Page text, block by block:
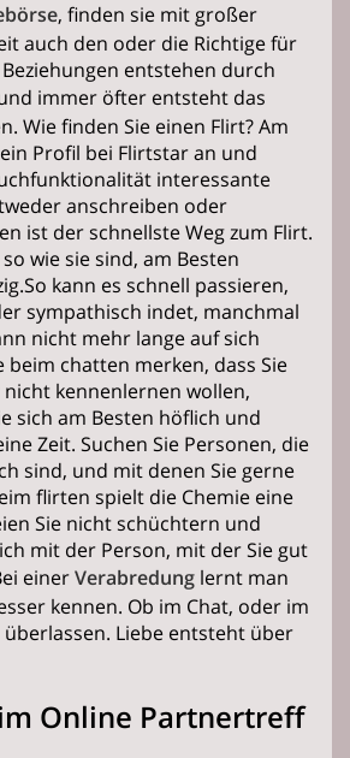
, finden sie mit großer
auch den oder die Richtige für
entstehen durch
immer öfter entsteht das
Wie finden Sie einen Flirt? Am
Profil bei Flirtstar an und
interessante
anschreiben oder
ist der schnellste Weg zum Flirt.
wie sie sind, am Besten
kann es schnell passieren,
sympathisch indet, manchmal
nicht mehr lange auf sich
beim chatten merken, dass Sie
kennenlernen wollen,
sich am Besten höflich und
Zeit. Suchen Sie Personen, die
sind, und mit denen Sie gerne
flirten spielt die Chemie eine
Sie nicht schüchtern und
mit der Person, mit der Sie gut
einerVerabredung lernt man
kennen. Ob im Chat, oder im
überlassen. Liebe entsteht über
Online Partnertreff